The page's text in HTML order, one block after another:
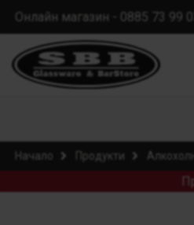
Онлайн магазин - 0885 73 99 03
Начало Продукти